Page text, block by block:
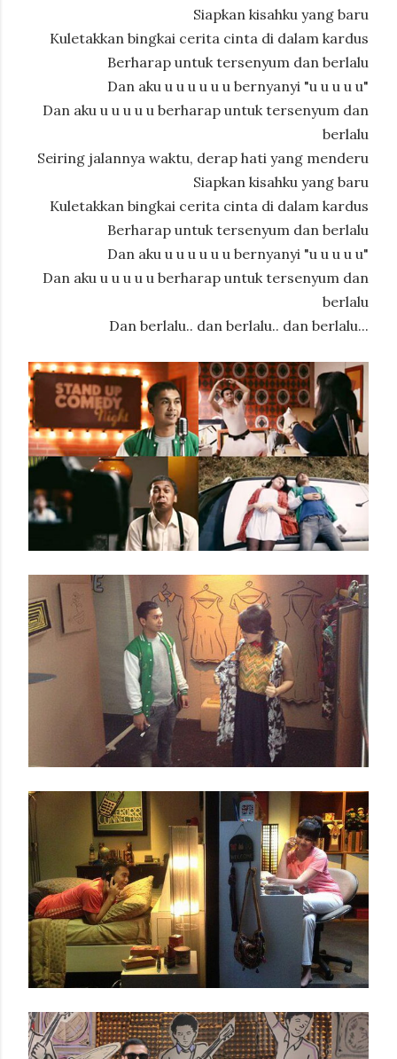
Siapkan kisahku yang baru
Kuletakkan bingkai cerita cinta di dalam kardus
Berharap untuk tersenyum dan berlalu
Dan aku u u u u u u bernyanyi "u u u u u"
Dan aku u u u u u berharap untuk tersenyum dan
berlalu
Seiring jalannya waktu, derap hati yang menderu
Siapkan kisahku yang baru
Kuletakkan bingkai cerita cinta di dalam kardus
Berharap untuk tersenyum dan berlalu
Dan aku u u u u u u bernyanyi "u u u u u"
Dan aku u u u u u berharap untuk tersenyum dan
berlalu
Dan berlalu.. dan berlalu.. dan berlalu...